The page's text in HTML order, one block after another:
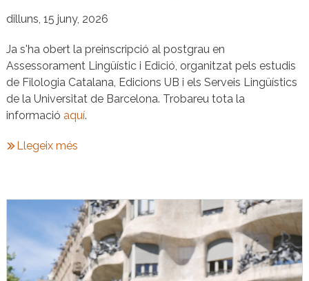
dilluns, 15 juny, 2026
Ja s'ha obert la preinscripció al postgrau en
Assessorament Lingüístic i Edició, organitzat pels estudis
de Filologia Catalana, Edicions UB i els Serveis Lingüístics
de la Universitat de Barcelona. Trobareu tota la
informació aquí.
Llegeix més